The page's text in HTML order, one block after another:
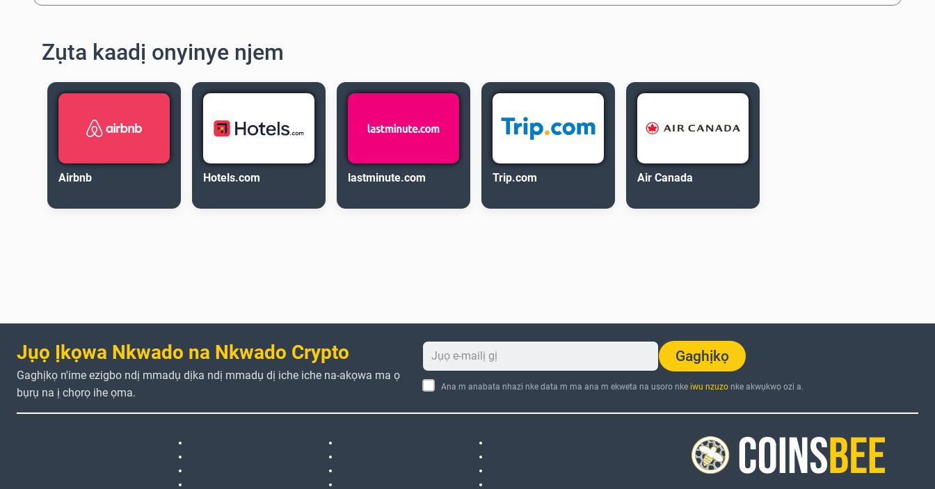
Zụta kaadị onyinye njem
Airbnb Hotels.com lastminute.com Trip.com Air Canada
Jụọ Ịkọwa Nkwado na Nkwado Crypto
Gaghịkọ n'ime ezigbo ndị mmadụ dịka ndị mmadụ dị iche iche na-akọwa ma ọ
bụrụ na ị chọrọ ihe ọma.
Gaghịkọ
Ana m anabata nhazi nke data m ma ana m ekweta na usoro nke iwu nzuzonke akwụkwọ ozi a.